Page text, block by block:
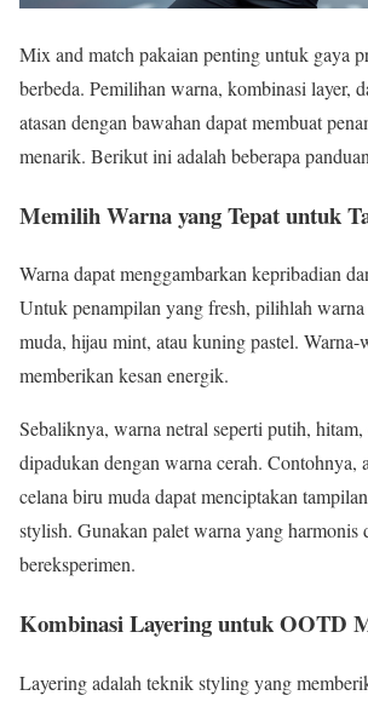
Mix and match pakaian penting untuk gaya
berbeda. Pemilihan warna, kombinasi layer,
atasan dengan bawahan dapat membuat
menarik. Berikut ini adalah beberapa
Memilih Warna yang Tepat untuk
Warna dapat menggambarkan kepribadian
Untuk penampilan yang fresh, pilihlah
muda, hijau mint, atau kuning pastel. Warna-
memberikan kesan energik.
Sebaliknya, warna netral seperti putih, hitam,
dipadukan dengan warna cerah. Contohnya,
celana biru muda dapat menciptakan
stylish. Gunakan palet warna yang harmonis
bereksperimen.
Kombinasi Layering untuk OOTD
Layering adalah teknik styling yang